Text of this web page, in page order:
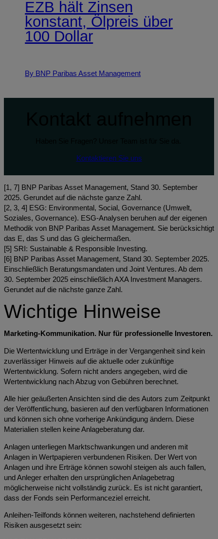
EZB hält Zinsen
konstant, Ölpreis über
100 Dollar
By BNP Paribas Asset Management
Kontaktieren Sie uns
[1, 7] BNP Paribas Asset Management, Stand 30. September
2025. Gerundet auf die nächste ganze Zahl.
[2, 3, 4] ESG: Environmental, Social, Governance (Umwelt,
Soziales, Governance). ESG-Analysen beruhen auf der eigenen
Methodik von BNP Paribas Asset Management. Sie berücksichtigt
das E, das S und das G gleichermaßen.
[5] SRI: Sustainable & Responsible Investing.
[6] BNP Paribas Asset Management, Stand 30. September 2025.
Einschließlich Beratungsmandaten und Joint Ventures. Ab dem
30. September 2025 einschließlich AXA Investment Managers.
Gerundet auf die nächste ganze Zahl.
Wichtige Hinweise
Marketing-Kommunikation. Nur für professionelle Investoren.
Die Wertentwicklung und Erträge in der Vergangenheit sind kein
zuverlässiger Hinweis auf die aktuelle oder zukünftige
Wertentwicklung. Sofern nicht anders angegeben, wird die
Wertentwicklung nach Abzug von Gebühren berechnet.
Alle hier geäußerten Ansichten sind die des Autors zum Zeitpunkt
der Veröffentlichung, basieren auf den verfügbaren Informationen
und können sich ohne vorherige Ankündigung ändern. Diese
Materialien stellen keine Anlageberatung dar.
Anlagen unterliegen Marktschwankungen und anderen mit
Anlagen in Wertpapieren verbundenen Risiken. Der Wert von
Anlagen und ihre Erträge können sowohl steigen als auch fallen,
und Anleger erhalten den ursprünglichen Anlagebetrag
möglicherweise nicht vollständig zurück. Es ist nicht garantiert,
dass der Fonds sein Performanceziel erreicht.
Anleihen-Teilfonds können weiteren, nachstehend definierten
Risiken ausgesetzt sein: